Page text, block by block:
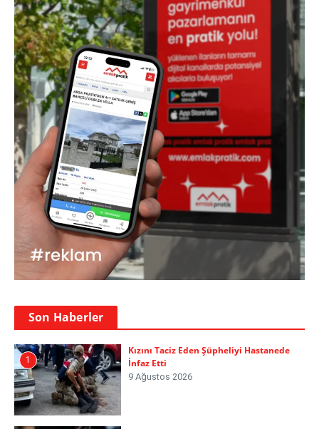
Son Haberler
1
Kızını Taciz Eden Şüpheliyi Hastanede
İnfaz Etti
9 Ağustos 2026